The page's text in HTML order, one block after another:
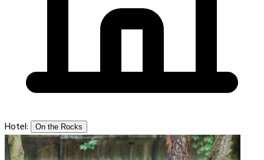
Hotel: On the Rocks